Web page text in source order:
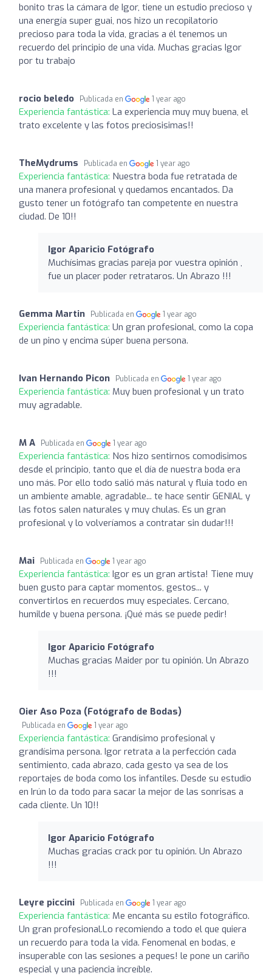
bonito tras la cámara de Igor, tiene un estudio precioso y
una energía super guai, nos hizo un recopilatorio
precioso para toda la vida, gracias a él tenemos un
recuerdo del principio de una vida. Muchas gracias Igor
por tu trabajo
rocio beledo Publicada en 1 year ago
Experiencia fantástica: La experiencia muy muy buena, el
trato excelente y las fotos preciosisimas!!
TheMydrums Publicada en 1 year ago
Experiencia fantástica: Nuestra boda fue retratada de
una manera profesional y quedamos encantados. Da
gusto tener un fotógrafo tan competente en nuestra
ciudad. De 10!!
Igor Aparicio Fotógrafo
Muchísimas gracias pareja por vuestra opinión ,
fue un placer poder retrataros. Un Abrazo !!!
Gemma Martin Publicada en 1 year ago
Experiencia fantástica: Un gran profesional, como la copa
de un pino y encima súper buena persona.
Ivan Hernando Picon Publicada en 1 year ago
Experiencia fantástica: Muy buen profesional y un trato
muy agradable.
M A Publicada en 1 year ago
Experiencia fantástica: Nos hizo sentirnos comodisimos
desde el principio, tanto que el día de nuestra boda era
uno más. Por ello todo salió más natural y fluia todo en
un ambiente amable, agradable... te hace sentir GENIAL y
las fotos salen naturales y muy chulas. Es un gran
profesional y lo volveríamos a contratar sin dudar!!!
Mai Publicada en 1 year ago
Experiencia fantástica: Igor es un gran artista! Tiene muy
buen gusto para captar momentos, gestos... y
convertirlos en recuerdos muy especiales. Cercano,
humilde y buena persona. ¡Qué más se puede pedir!
Igor Aparicio Fotógrafo
Muchas gracias Maider por tu opinión. Un Abrazo
!!!
Oier Aso Poza (Fotógrafo de Bodas)
Publicada en 1 year ago
Experiencia fantástica: Grandísimo profesional y
grandísima persona. Igor retrata a la perfección cada
sentimiento, cada abrazo, cada gesto ya sea de los
reportajes de boda como los infantiles. Desde su estudio
en Irún lo da todo para sacar la mejor de las sonrisas a
cada cliente. Un 10!!
Igor Aparicio Fotógrafo
Muchas gracias crack por tu opinión. Un Abrazo
!!!
Leyre piccini Publicada en 1 year ago
Experiencia fantástica: Me encanta su estilo fotográfico.
Un gran profesional.Lo recomiendo a todo el que quiera
un recuerdo para toda la vida. Fenomenal en bodas, e
insuperable con las sesiones a peques! le pone un cariño
especial y una paciencia increíble.